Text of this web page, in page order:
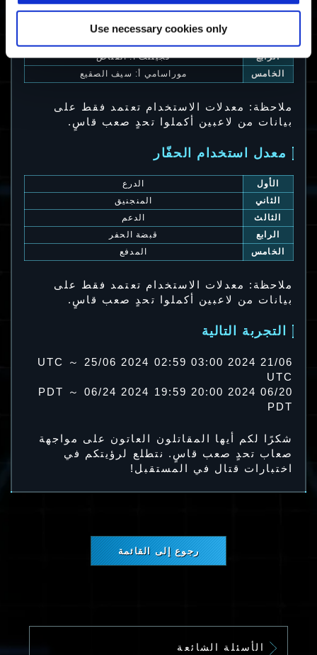
Use necessary cookies only
الأول
موراسامي
الرابع
فجيلنت أ: القناص
الخامس
موراسامي أ: سيف الصقيع
ملاحظة: معدلات الاستخدام تعتمد فقط على
بيانات من لاعبين أكملوا تحدٍ صعب قاسٍ.
معدل استخدام الحفّار
الأول
الدرع
الثاني
المنجنيق
الثالث
الدعم
الرابع
قبضة الحفر
الخامس
المدفع
ملاحظة: معدلات الاستخدام تعتمد فقط على
بيانات من لاعبين أكملوا تحدٍ صعب قاسٍ.
التجربة التالية
21/06 2024 03:00 UTC ～ 25/06 2024 02:59
UTC
06/20 2024 20:00 PDT ～ 06/24 2024 19:59
PDT
شكرًا لكم أيها المقاتلون العاتون على مواجهة
صعاب تحدٍ صعب قاسٍ. نتطلع لرؤيتكم في
اختبارات قتال في المستقبل!
رجوع إلى القائمة
الأسئلة الشائعة